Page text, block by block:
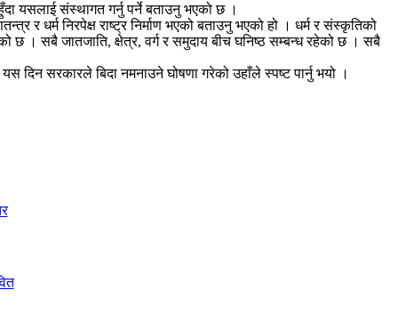
यसलाई संस्थागत गर्नु पर्ने बताउनु भएको छ ।
र धर्म निरपेक्ष राष्ट्र निर्माण भएको बताउनु भएको हो । धर्म र संस्कृतिको
। सबै जातजाति, क्षेत्र, वर्ग र समुदाय बीच घनिष्ठ सम्बन्ध रहेको छ । सबै
दिन सरकारले बिदा नमनाउने घोषणा गरेको उहाँले स्पष्ट पार्नु भयो ।